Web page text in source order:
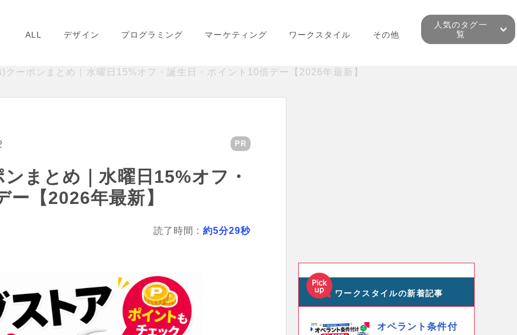
ALL デザイン プログラミング マーケティング ワークスタイル その他
人気のタグ一
覧
クーポンまとめ｜水曜日15%オフ・誕生日・ポイント10倍デー【2026年最新】
PR
まとめ｜水曜日15%オフ・
【2026年最新】
読了時間 : 約5分29秒
ワークスタイルの新着記事
オペラント条件付